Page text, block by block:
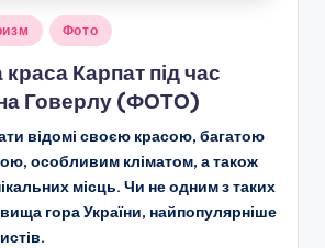
Фото
Карпат під час
Говерлу (ФОТО)
відомі своєю красою, багатою
особливим кліматом, а також
місць. Чи не одним з таких
гора України, найпопулярніше